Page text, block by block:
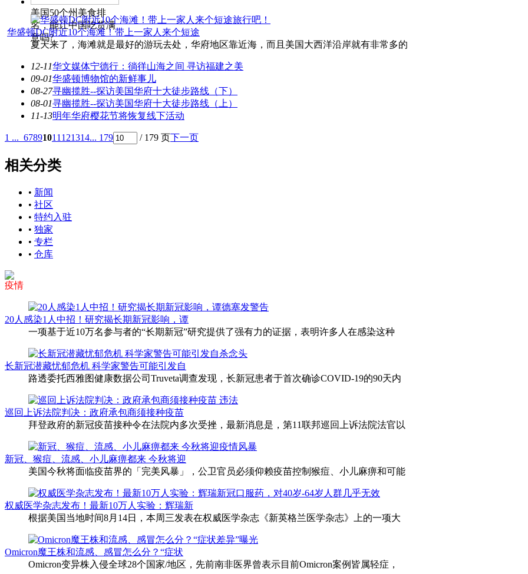
美国50个州美食排
名，能让中国吃货满
意吗?
华盛顿DC附近10个海滩！带上一家人来个短途
夏天来了，海滩就是最好的游玩去处，华府地区靠近海，而且美国大西洋沿岸就有非常多的
12-11华文媒体宁德行：徜徉山海之间 寻访福建之美
09-01华盛顿博物馆的新鲜事儿
08-27寻幽揽胜--探访美国华府十大徒步路线（下）
08-01寻幽揽胜--探访美国华府十大徒步路线（上）
11-13明年华府樱花节将恢复线下活动
1 ... 67891011 121314... 179 / 179 页下一页
相关分类
• 新闻
• 社区
• 特约入驻
• 独家
• 专栏
• 仓库
疫情
20人感染1人中招！研究揭长期新冠影响，谭
一项基于近10万名参与者的“长期新冠”研究提供了强有力的证据，表明许多人在感染这种
长新冠潜藏忧郁危机 科学家警告可能引发自
路透委托西雅图健康数据公司Truveta调查发现，长新冠患者于首次确诊COVID-19的90天内
巡回上诉法院判决：政府承包商须接种疫苗
拜登政府的新冠疫苗接种令在法院内多次受挫，最新消息是，第11联邦巡回上诉法院法官以
新冠、猴痘、流感、小儿麻痹都来 今秋将迎
美国今秋将面临疫苗界的「完美风暴」，公卫官员必须仰赖疫苗控制猴痘、小儿麻痹和可能
权威医学杂志发布！最新10万人实验：辉瑞新
根据美国当地时间8月14日，本周三发表在权威医学杂志《新英格兰医学杂志》上的一项大
Omicron魔王株和流感、感冒怎么分？“症状
Omicron变异株入侵全球28个国家/地区，先前南非医界曾表示目前Omicron案例皆属轻症，